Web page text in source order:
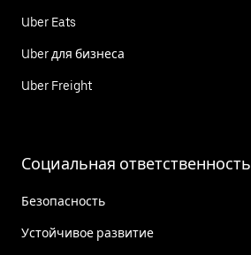
Uber Eats
Uber для бизнеса
Uber Freight
Социальная ответственность
Безопасность
Устойчивое развитие